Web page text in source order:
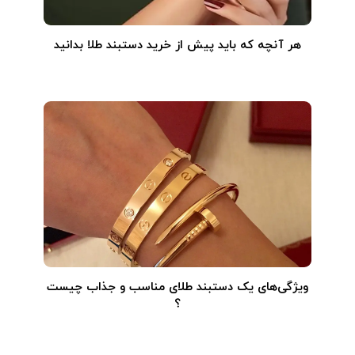
هر آنچه که باید پیش از خرید دستبند طلا بدانید
ویژگی‌های یک دستبند طلای مناسب و جذاب چیست
؟